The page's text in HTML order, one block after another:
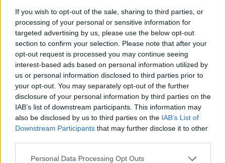
If you wish to opt-out of the sale, sharing to third parties, or
processing of your personal or sensitive information for
targeted advertising by us, please use the below opt-out
section to confirm your selection. Please note that after your
opt-out request is processed you may continue seeing
interest-based ads based on personal information utilized by
us or personal information disclosed to third parties prior to
your opt-out. You may separately opt-out of the further
disclosure of your personal information by third parties on the
IAB’s list of downstream participants. This information may
also be disclosed by us to third parties on the IAB’s List of
Downstream Participants that may further disclose it to other
Personal Data Processing Opt Outs
Críticas al Ayuntamiento de Madrid
por la falta de organización para el